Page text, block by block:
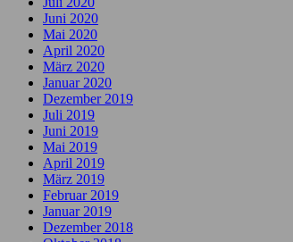
Juni 2020
Mai 2020
April 2020
März 2020
Januar 2020
Dezember 2019
Juli 2019
Juni 2019
Mai 2019
April 2019
März 2019
Februar 2019
Januar 2019
Dezember 2018